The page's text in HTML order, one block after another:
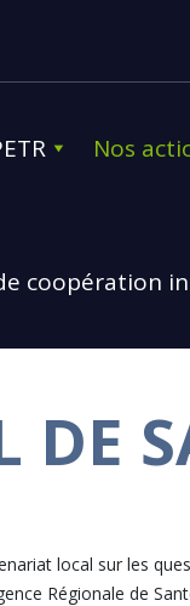
Nos
coopération
DE
local sur les
Régionale de